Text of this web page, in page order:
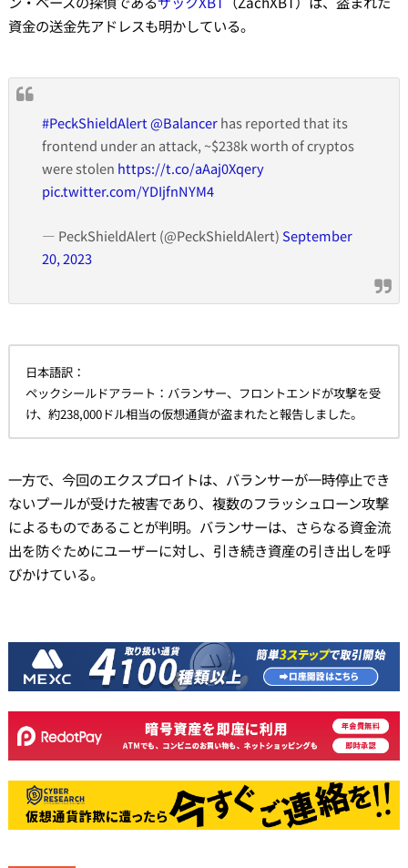
資金の送金先アドレスも明かしている。
#PeckShieldAlert @Balancerhas reported that its
frontend under an attack, ~$238k worth of cryptos
were stolen https://t.co/aAaj0Xqery
pic.twitter.com/YDIjfnNYM4
— PeckShieldAlert (@PeckShieldAlert) September
20, 2023
日本語訳：
ペックシールドアラート：バランサー、フロントエンドが攻撃を受
け、約238,000ドル相当の仮想通貨が盗まれたと報告しました。
一方で、今回のエクスプロイトは、バランサーが一時停止でき
ないプールが受けた被害であり、複数のフラッシュローン攻撃
によるものであることが判明。バランサーは、さらなる資金流
出を防ぐためにユーザーに対し、引き続き資産の引き出しを呼
びかけている。